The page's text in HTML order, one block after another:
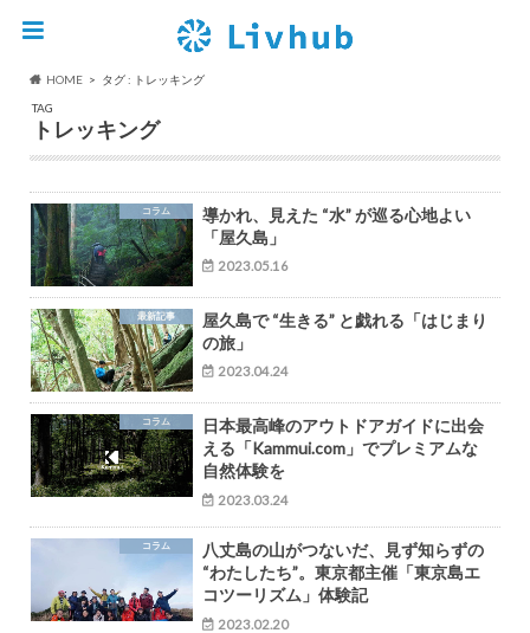
HOME
タグ : トレッキング
TAG
トレッキング
コラム
導かれ、見えた “水” が巡る心地よい
「屋久島」
2023.05.16
最新記事
屋久島で “生きる” と戯れる「はじまり
の旅」
2023.04.24
コラム
日本最高峰のアウトドアガイドに出会
える「Kammui.com」でプレミアムな
自然体験を
2023.03.24
コラム
八丈島の山がつないだ、見ず知らずの
“わたしたち”。東京都主催「東京島エ
コツーリズム」体験記
2023.02.20